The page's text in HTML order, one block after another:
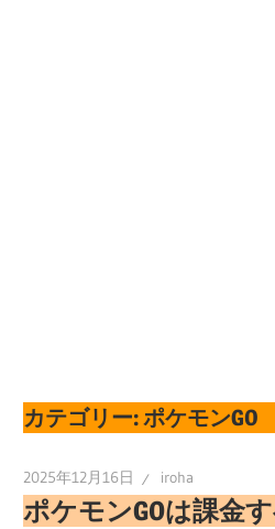
カテゴリー:ポケモンGO
2025年12月16日 iroha
ポケモンGOは課金